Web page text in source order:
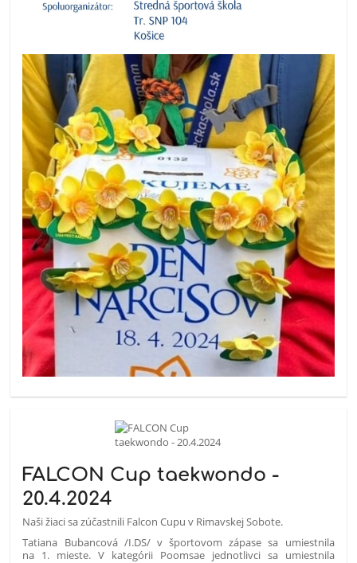
FALCON Cup taekwondo -
20.4.2024
Naši žiaci sa zúčastnili Falcon Cupu v Rimavskej Sobote.
Tatiana Bubancová /I.DS/ v športovom zápase sa umiestnila
na 1. mieste. V kategórii Poomsae jednotlivci sa umiestnila